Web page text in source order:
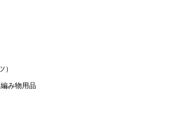
）
み物用品